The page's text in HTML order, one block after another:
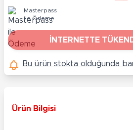
Masterpass
ile Ödeme
İNTERNETTE
Bu ürün stokta olduğunda
Ürün Bilgisi